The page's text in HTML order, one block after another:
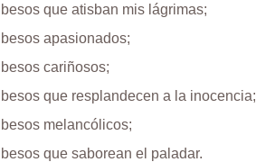
besos que atisban mis lágrimas;
besos apasionados;
besos cariñosos;
besos que resplandecen a la inocencia;
besos melancólicos;
besos que saborean el paladar.